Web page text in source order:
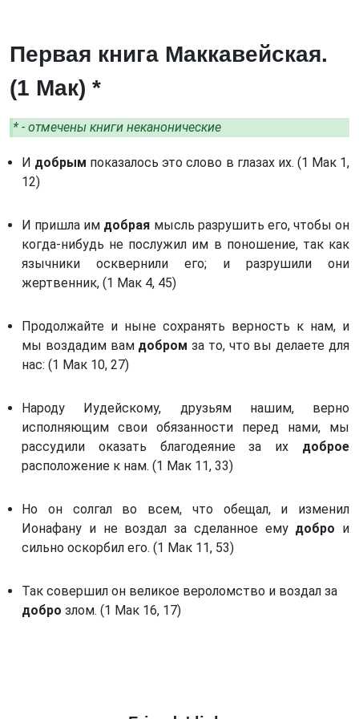
Книга Иова. (Иов)
Псалтирь. (Пс)
Книга Екклесиаста, или Проповедника. (Еккл)
Книга Премудрости Соломона. (Прем) *
Книга Премудрости Иисуса, сына Сирахова.
Книга Пророка Исаии. (Ис)
Книга Пророка Иеремии. (Иер)
Послание Иеремии. (Посл Иер) *
Книга пророка Осии. (Ос)
Книга пророка Амоса. (Ам)
Книга пророка Софонии. (Соф)
Книга пророка Захарии. (Зах)
Первая книга Маккавейская. (1 Мак) *
Вторая книга Маккавейская. (2 Мак) *
Третья книга Маккавейская. (3 Мак) *
Третья книга Ездры. (3 Езд) *
От Марка святое благовествование. (Мк)
Блаженный Диадох, епископ Фотики
Преподобный Отец наш Иоанн Карпафский
Святой Максим исповедник
Блаженный Авва Фалассий
Святой Феодор, епископ Едесский
Преподобный Феодор
Преподобный отец св. Авва Филимон
Преподобный отец Феогност
Илия пресвитер и Екдик
Святой преподобный Феодор Студит (часть 1)
Святой преподобный Феодор Студит (часть 2)
Святой преподобный Феодор Студит (часть 3)
Святой Симеон, новый Богослов
Симеон, старец благоговейный
Феолипт, митрополит Филадельфийский
Святой Григорий Синаит
Святой Григорий Палама, архиепископ Солунский
Иноков Каллиста и Игнатия Ксанфопулов
Первая книга Маккавейская.
(1 Мак) *
* - отмечены книги неканонические
И добрым показалось это слово в глазах их. (1 Мак 1,
12)
И пришла им добрая мысль разрушить его, чтобы он
когда-нибудь не послужил им в поношение, так как
язычники осквернили его; и разрушили они
жертвенник, (1 Мак 4, 45)
Продолжайте и ныне сохранять верность к нам, и
мы воздадим вам добром за то, что вы делаете для
нас: (1 Мак 10, 27)
Народу Иудейскому, друзьям нашим, верно
исполняющим свои обязанности перед нами, мы
рассудили оказать благодеяние за их доброе
расположение к нам. (1 Мак 11, 33)
Но он солгал во всем, что обещал, и изменил
Ионафану и не воздал за сделанное ему добро и
сильно оскорбил его. (1 Мак 11, 53)
Так совершил он великое вероломство и воздал за
добро злом. (1 Мак 16, 17)